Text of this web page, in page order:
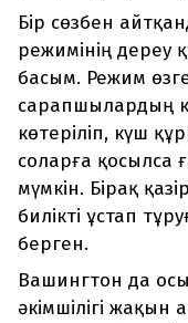
Бір сөзбен
режимінің дереу
басым. Режим
сарапшылардың
көтеріліп, күш
соларға қосылса
мүмкін. Бірақ
билікті ұстап
берген.
Вашингтон да
әкімшілігі жақын